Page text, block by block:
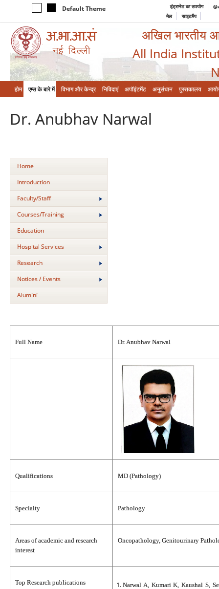
Default Theme इंट्रानेट का उपयोग
मेल
साइटमैप
अखिल भारतीय
All India
होम एम्‍स के बारे में विभाग और केन्‍द्र निविदाएं अपॉइंटमेंट अनुसंधान पुस्तकालय
Dr. Anubhav Narwal
Home
Introduction
Faculty/Staff
Courses/Training
Education
Hospital Services
Research
Notices / Events
Alumini
Full Name Dr. Anubhav Narwal
Qualifications MD (Pathology)
Specialty Pathology
Areas of academic and research
interest
Oncopathology, Genitourinary
Top Research publications
Narwal A, Kumari K, Kaushal S,